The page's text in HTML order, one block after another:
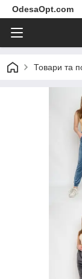
OdesaOpt.com
Товари та